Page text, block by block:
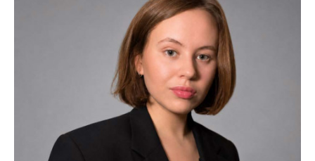
проблемы
с сайтом или
заметили ошибку?